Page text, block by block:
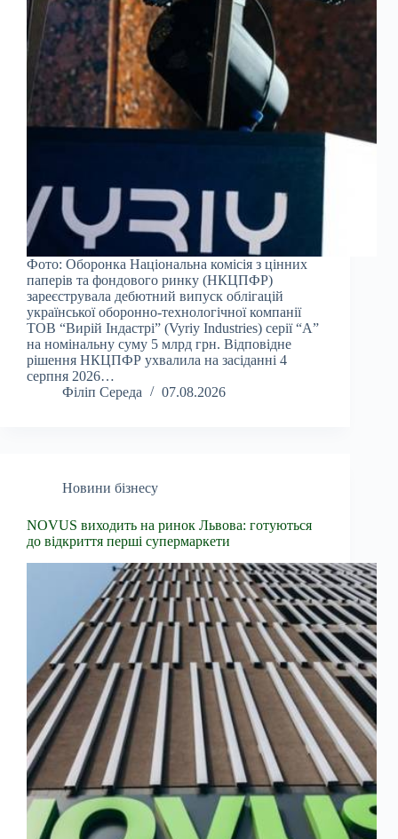
Фото: Оборонка Національна комісія з цінних
паперів та фондового ринку (НКЦПФР)
зареєструвала дебютний випуск облігацій
української оборонно-технологічної компанії
ТОВ “Вирій Індастрі” (Vyriy Industries) серії “А”
на номінальну суму 5 млрд грн. Відповідне
рішення НКЦПФР ухвалила на засіданні 4
серпня 2026…
Філіп Середа
07.08.2026
Новини бізнесу
NOVUS виходить на ринок Львова: готуються
до відкриття перші супермаркети